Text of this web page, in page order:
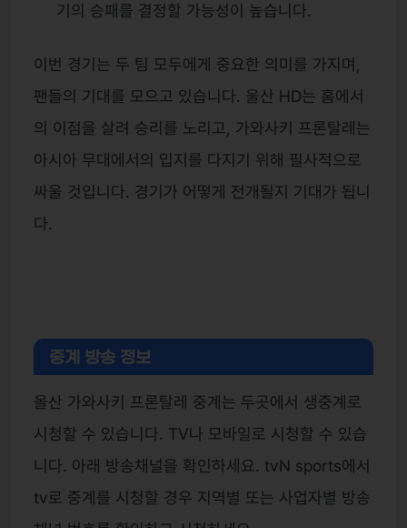
기의 승패를 결정할 가능성이 높습니다.
이번 경기는 두 팀 모두에게 중요한 의미를 가지며,
팬들의 기대를 모으고 있습니다. 울산 HD는 홈에서
의 이점을 살려 승리를 노리고, 가와사키 프론탈레는
아시아 무대에서의 입지를 다지기 위해 필사적으로
싸울 것입니다. 경기가 어떻게 전개될지 기대가 됩니
다.
중계 방송 정보
올산 가와사키 프론탈레 중계는 두곳에서 생중계로
시청할 수 있습니다. TV나 모바일로 시청할 수 있습
니다. 아래 방송채널을 확인하세요. tvN sports에서
tv로 중계를 시청할 경우 지역별 또는 사업자별 방송